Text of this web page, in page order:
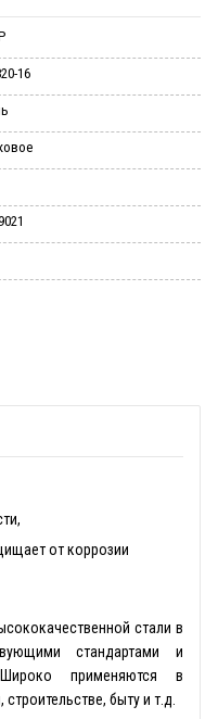
16
от коррозии
стали в
стандартами и
Широко применяются в
быту и т.д.